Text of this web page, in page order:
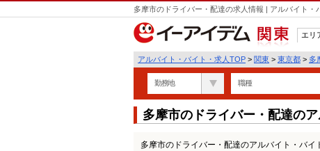
多摩市のドライバー・配達の求人情報 | アルバイト
関東
エリ
アルバイト・バイト・求人TOP > 関東 > 東京都 > 多
勤務地 職種
多摩市のドライバー・配達の
多摩市のドライバー・配達のアルバイト・バ